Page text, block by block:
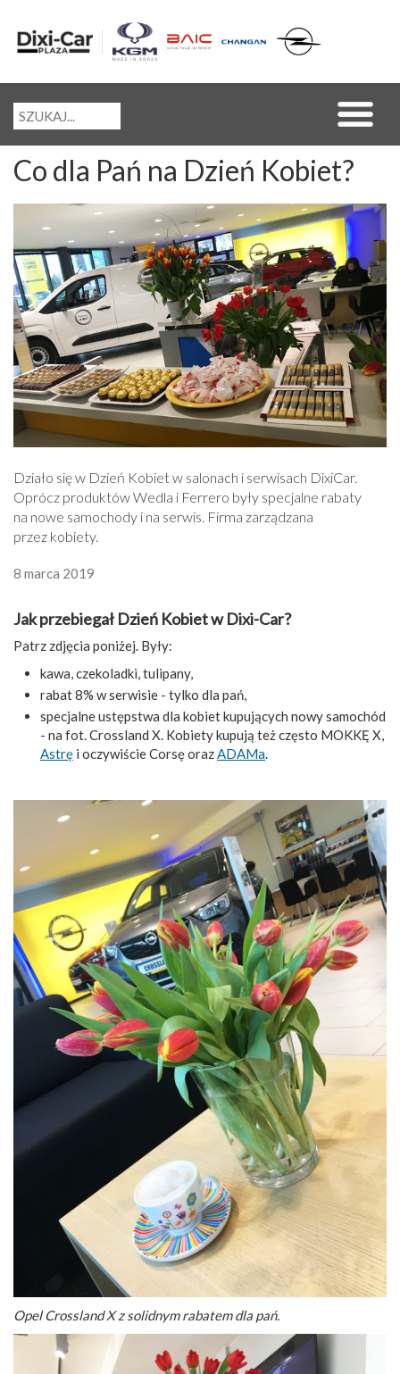
Co dla Pań na Dzień Kobiet?
Działo się w Dzień Kobiet w salonach i serwisach Dixi­Car.
Oprócz produktów Wedla i Ferrero były specjalne rabaty
na nowe samochody i na serwis. Firma zarządzana
przez kobiety.
8 marca 2019
Jak przebiegał Dzień Kobiet w Dixi-Car?
Patrz zdjęcia poniżej. Były:
kawa, czekoladki, tulipany,
rabat 8% w serwisie - tylko dla pań,
specjalne ustępstwa dla kobiet kupujących nowy samochód
- na fot. Crossland X. Kobiety kupują też często MOKKĘ X,
Astrę i oczywiście Corsę orazADAMa.
Opel Crossland X z solidnym rabatem dla pań.